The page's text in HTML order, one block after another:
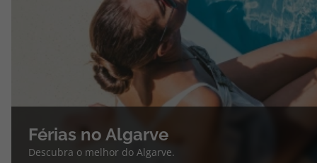
Férias no Algarve
Descubra o melhor do Algarve.